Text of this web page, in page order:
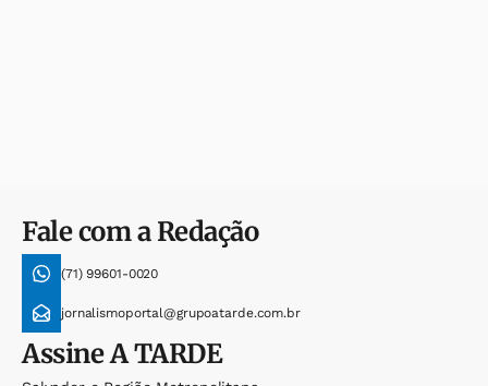
Fale com a Redação
(71) 99601-0020
jornalismoportal@grupoatarde.com.br
AssineA TARDE